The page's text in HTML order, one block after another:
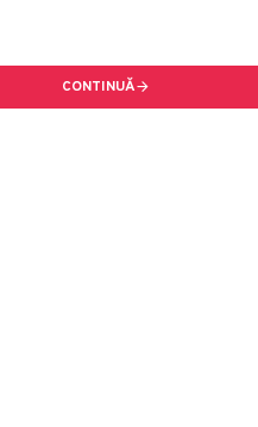
CONTINUĂ